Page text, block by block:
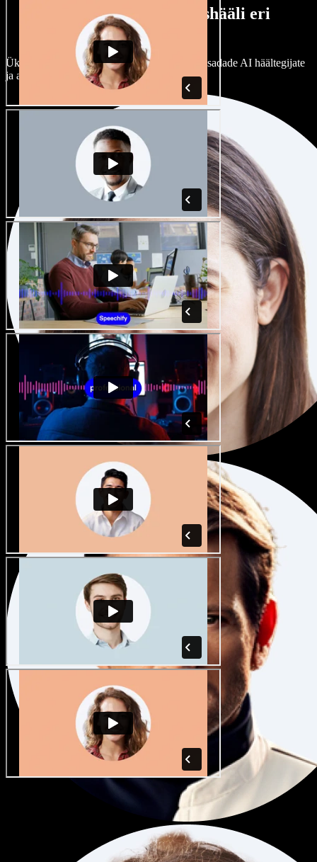
Lai valik mees- ja naishääli eri
aktsentidega
Ükski projekt ei pea kõlama ühtemoodi. Vali sadade AI häältegijate
ja aktsentide hulgast ning kohanda neid.